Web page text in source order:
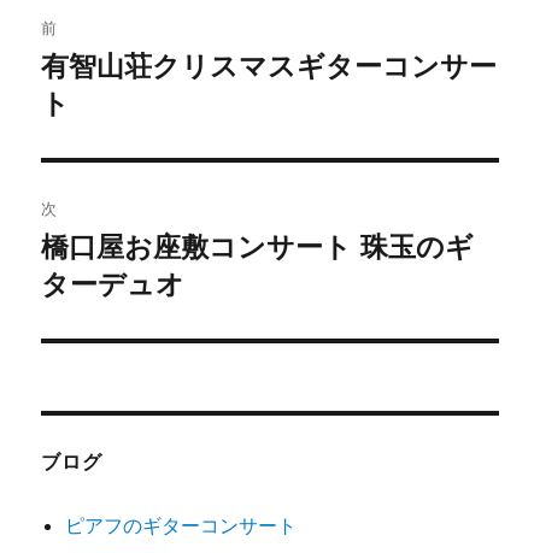
稿
ナ
ビ
ゲ
ー
シ
ン
前
前
の
稿:
有智山荘クリスマスギターコンサー
ト
次
次
の
稿:
橋口屋お座敷コンサート 珠玉のギ
ターデュオ
ブログ
ピアフのギターコンサート